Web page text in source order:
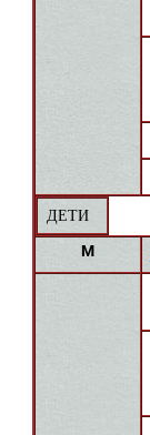
ДЕТИ
M